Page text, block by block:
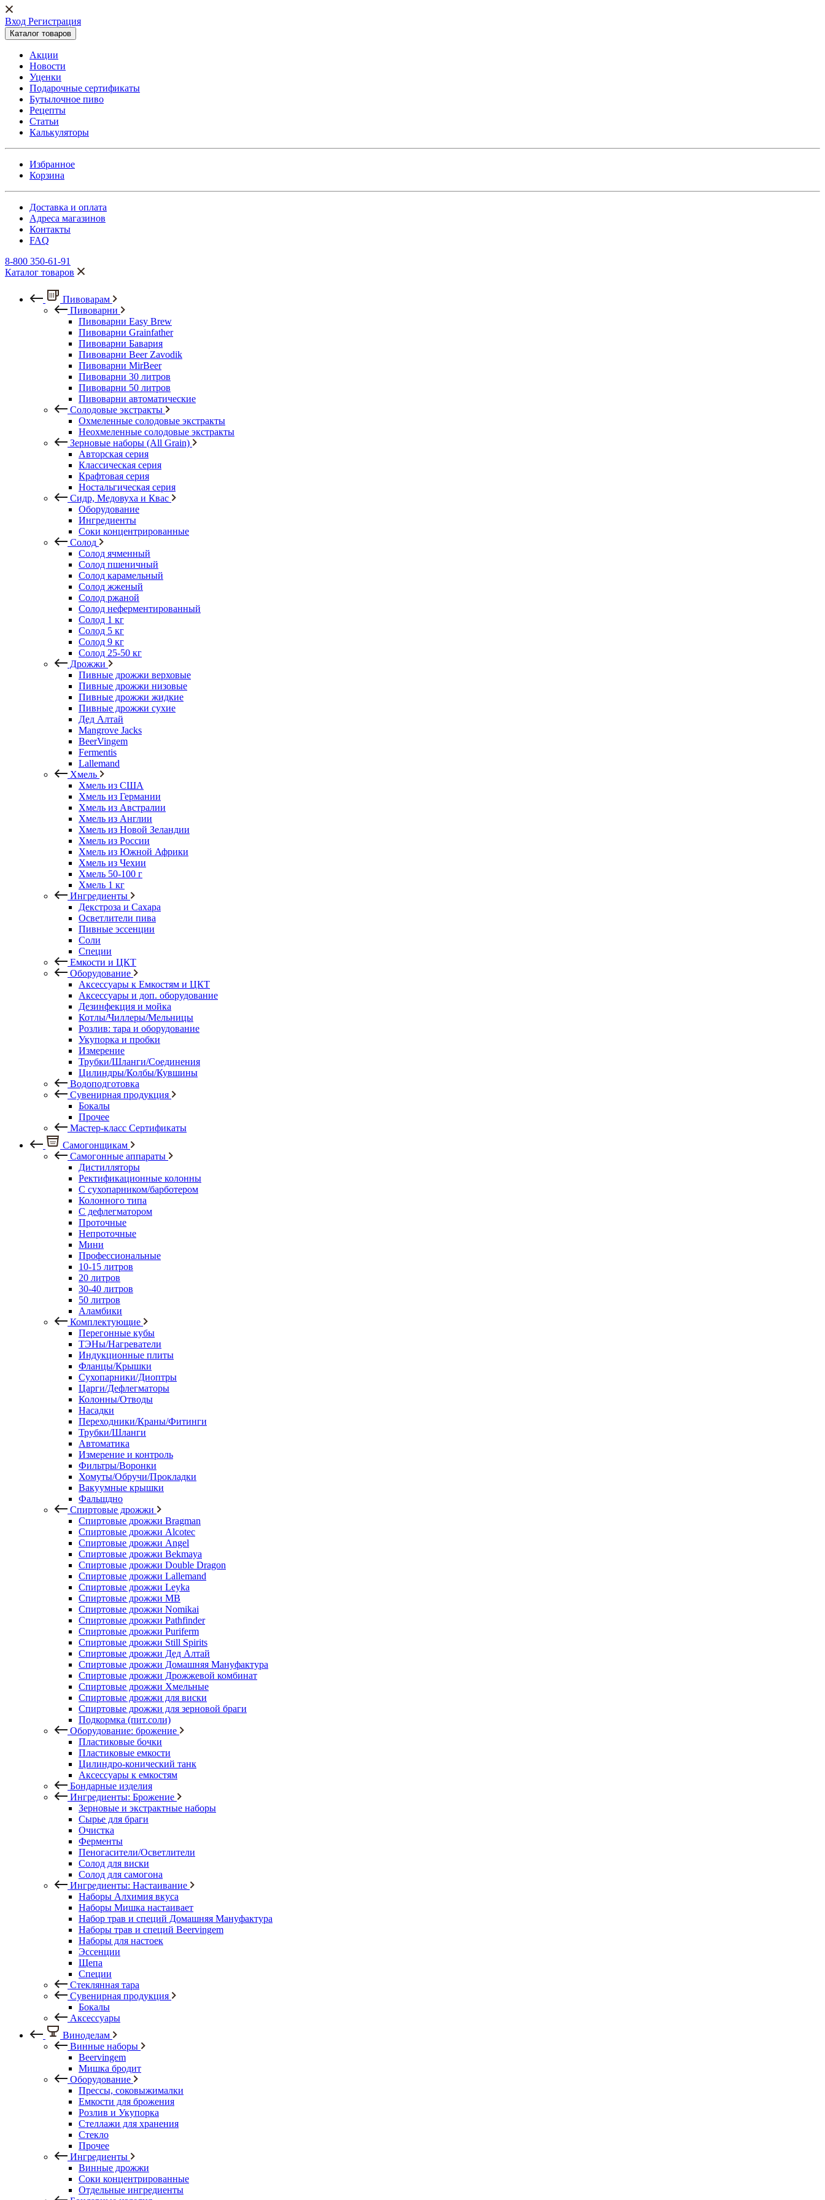
Вход Регистрация
Каталог товаров
Акции
Новости
Уценки
Подарочные сертификаты
Бутылочное пиво
Рецепты
Статьи
Калькуляторы
Избранное
Корзина
Доставка и оплата
Адреса магазинов
Контакты
FAQ
8-800 350-61-91
Каталог товаров
Пивоварам
Пивоварни
Пивоварни Easy Brew
Пивоварни Grainfather
Пивоварни Бавария
Пивоварни Beer Zavodik
Пивоварни MirBeer
Пивоварни 30 литров
Пивоварни 50 литров
Пивоварни автоматические
Солодовые экстракты
Охмеленные солодовые экстракты
Неохмеленные солодовые экстракты
Зерновые наборы (All Grain)
Авторская серия
Классическая серия
Крафтовая серия
Ностальгическая серия
Сидр, Медовуха и Квас
Оборудование
Ингредиенты
Соки концентрированные
Солод
Солод ячменный
Солод пшеничный
Солод карамельный
Солод жженый
Солод ржаной
Солод неферментированный
Солод 1 кг
Солод 5 кг
Солод 9 кг
Солод 25-50 кг
Дрожжи
Пивные дрожжи верховые
Пивные дрожжи низовые
Пивные дрожжи жидкие
Пивные дрожжи сухие
Дед Алтай
Mangrove Jacks
BeerVingem
Fermentis
Lallemand
Хмель
Хмель из США
Хмель из Германии
Хмель из Австралии
Хмель из Англии
Хмель из Новой Зеландии
Хмель из России
Хмель из Южной Африки
Хмель из Чехии
Хмель 50-100 г
Хмель 1 кг
Ингредиенты
Декстроза и Сахара
Осветлители пива
Пивные эссенции
Соли
Специи
Емкости и ЦКТ
Оборудование
Аксессуары к Емкостям и ЦКТ
Аксессуары и доп. оборудование
Дезинфекция и мойка
Котлы/Чиллеры/Мельницы
Розлив: тара и оборудование
Укупорка и пробки
Измерение
Трубки/Шланги/Соединения
Цилиндры/Колбы/Кувшины
Водоподготовка
Сувенирная продукция
Бокалы
Прочее
Мастер-класс Сертификаты
Самогонщикам
Самогонные аппараты
Дистилляторы
Ректификационные колонны
С сухопарником/барботером
Колонного типа
С дефлегматором
Проточные
Непроточные
Мини
Профессиональные
10-15 литров
20 литров
30-40 литров
50 литров
Аламбики
Комплектующие
Перегонные кубы
ТЭНы/Нагреватели
Индукционные плиты
Фланцы/Крышки
Сухопарники/Диоптры
Царги/Дефлегматоры
Колонны/Отводы
Насадки
Переходники/Краны/Фитинги
Трубки/Шланги
Автоматика
Измерение и контроль
Фильтры/Воронки
Хомуты/Обручи/Прокладки
Вакуумные крышки
Фальшдно
Спиртовые дрожжи
Спиртовые дрожжи Bragman
Спиртовые дрожжи Alcotec
Спиртовые дрожжи Angel
Спиртовые дрожжи Bekmaya
Спиртовые дрожжи Double Dragon
Спиртовые дрожжи Lallemand
Спиртовые дрожжи Leyka
Спиртовые дрожжи MB
Спиртовые дрожжи Nomikai
Спиртовые дрожжи Pathfinder
Спиртовые дрожжи Puriferm
Спиртовые дрожжи Still Spirits
Спиртовые дрожжи Дед Алтай
Спиртовые дрожжи Домашняя Мануфактура
Спиртовые дрожжи Дрожжевой комбинат
Спиртовые дрожжи Хмельные
Спиртовые дрожжи для виски
Спиртовые дрожжи для зерновой браги
Подкормка (пит.соли)
Оборудование: брожение
Пластиковые бочки
Пластиковые емкости
Цилиндро-конический танк
Аксессуары к емкостям
Бондарные изделия
Ингредиенты: Брожение
Зерновые и экстрактные наборы
Сырье для браги
Очистка
Ферменты
Пеногасители/Осветлители
Солод для виски
Солод для самогона
Ингредиенты: Настаивание
Наборы Алхимия вкуса
Наборы Мишка настаивает
Набор трав и специй Домашняя Мануфактура
Наборы трав и специй Beervingem
Наборы для настоек
Эссенции
Щепа
Специи
Стеклянная тара
Сувенирная продукция
Бокалы
Аксессуары
Виноделам
Винные наборы
Beervingem
Мишка бродит
Оборудование
Прессы, соковыжималки
Емкости для брожения
Розлив и Укупорка
Стеллажи для хранения
Стекло
Прочее
Ингредиенты
Винные дрожжи
Соки концентрированные
Отдельные ингредиенты